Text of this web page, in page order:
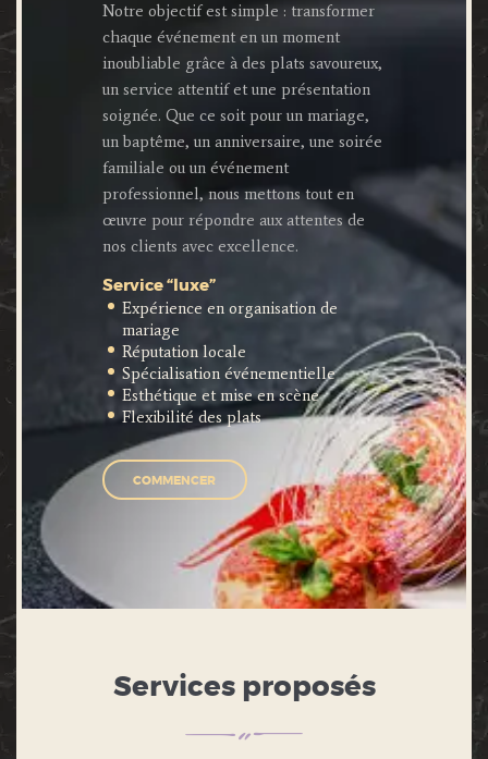
Notre objectif est simple : transformer
chaque événement en un moment
inoubliable grâce à des plats savoureux,
un service attentif et une présentation
soignée. Que ce soit pour un mariage,
un baptême, un anniversaire, une soirée
familiale ou un événement
professionnel, nous mettons tout en
œuvre pour répondre aux attentes de
nos clients avec excellence.
Service “luxe”
Expérience en organisation de
mariage
Réputation locale
Spécialisation événementielle
Esthétique et mise en scène
Flexibilité des plats
COMMENCER
Services proposés